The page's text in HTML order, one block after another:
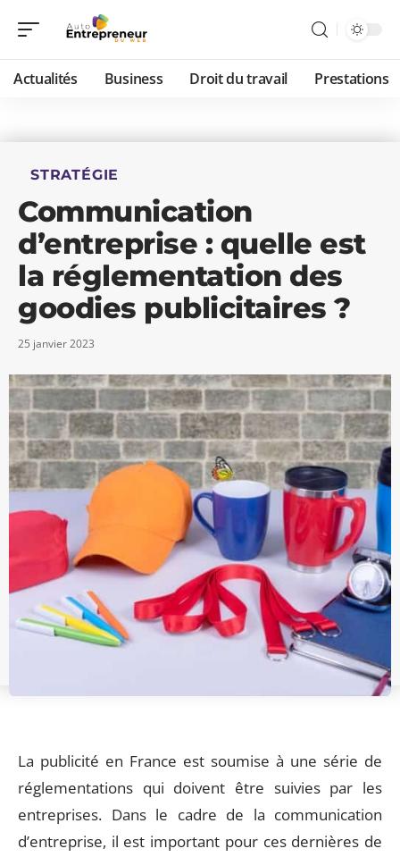
Actualités Business Droit du travail Prestations
STRATÉGIE
Communication
d’entreprise : quelle est
la réglementation des
goodies publicitaires ?
25 janvier 2023
La publicité en France est soumise à une série de
réglementations qui doivent être suivies par les
entreprises. Dans le cadre de la communication
d’entreprise, il est important pour ces dernières de